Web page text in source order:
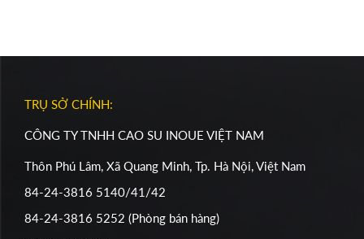
TRỤ SỞ CHÍNH:
CÔNG TY TNHH CAO SU INOUE VIỆT NAM
Thôn Phú Lâm, Xã Quang Minh, Tp. Hà Nội, Việt Nam
84-24-3816 5140/41/42
84-24-3816 5252 (Phòng bán hàng)